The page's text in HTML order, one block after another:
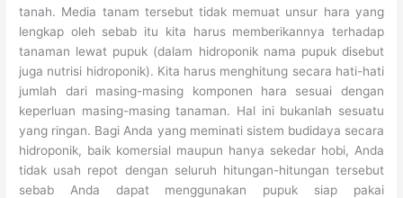
tanah. Media tanam tersebut tidak memuat unsur hara yang
lengkap oleh sebab itu kita harus memberikannya terhadap
tanaman lewat pupuk (dalam hidroponik nama pupuk disebut
juga nutrisi hidroponik). Kita harus menghitung secara hati-hati
jumlah dari masing-masing komponen hara sesuai dengan
keperluan masing-masing tanaman. Hal ini bukanlah sesuatu
yang ringan. Bagi Anda yang meminati sistem budidaya secara
hidroponik, baik komersial maupun hanya sekedar hobi, Anda
tidak usah repot dengan seluruh hitungan-hitungan tersebut
sebab Anda dapat menggunakan pupuk siap pakai